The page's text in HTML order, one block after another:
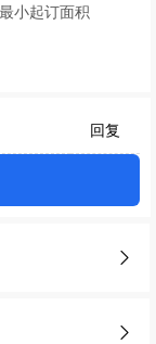
小起订面积
回复